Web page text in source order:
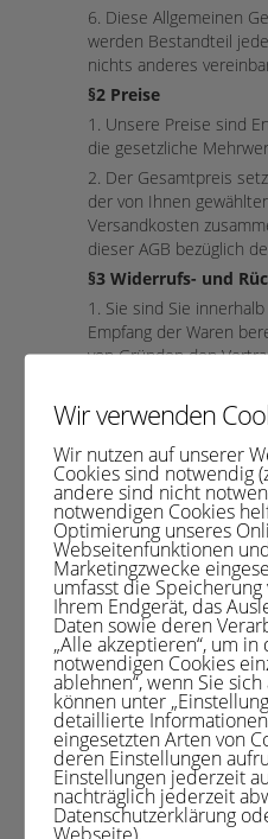
6. Diese Allgemeinen
werden Bestandteil
nichts anderes
§2 Preise
1. Unsere Preise sind
die gesetzliche
2. Der Gesamtpreis
der von Ihnen
Versandkosten
dieser AGB bezüglich
§3 Widerrufs- und
1. Sie sind Sie
Empfang der Waren
von Gründen den
Absendung des
keiner bestimmten
2. Der Widerruf ist an
Praxiszentrum für
Hölderlinstraße 2 in
zu richten, kann aber
auch telefonisch unter
3. Im Falle des
verpflichtet, die Waren
Originalverpackung
Rechnung an Gabriele
Lebensimpulse,
Mergentheim
4. Bitte geben Sie Ihre
zügige Rückzahlung an.
5. Die
tragen, es sei denn,
Ware nicht der von
Wir verwenden
Wir nutzen auf unserer
Cookies sind notwendig
andere sind nicht
notwendigen Cookies
Optimierung unseres
Webseitenfunktionen
Marketingzwecke
umfasst die
Ihrem Endgerät, das
Daten sowie deren
„Alle akzeptieren“, um
notwendigen Cookies
ablehnen“, wenn Sie
können unter
detaillierte
eingesetzten Arten von
deren Einstellungen
Einstellungen jederzeit
nachträglich jederzeit
Datenschutzerklärung
Webseite).